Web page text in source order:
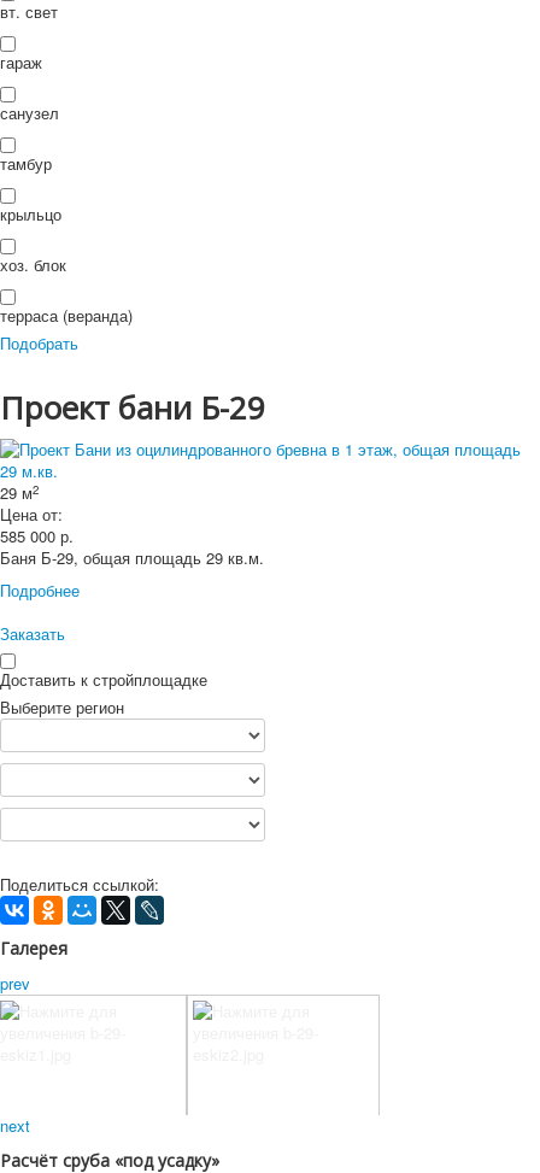
П
ои
ск
вт. свет
гараж
санузел
тамбур
крыльцо
хоз. блок
терраса (веранда)
Подобрать
Проект бани Б-29
29 м2
Цена от:
585 000 р.
Баня Б-29, общая площадь 29 кв.м.
Подробнее
Заказать
Доставить к стройплощадке
Выберите регион
Поделиться ссылкой:
Галерея
prev
next
Расчёт сруба «под усадку»